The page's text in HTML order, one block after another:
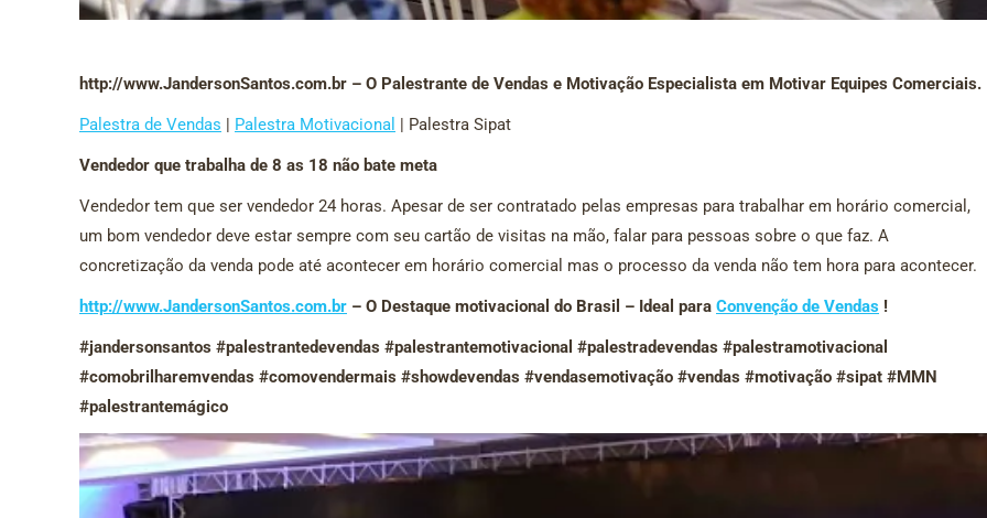
http://www.JandersonSantos.com.br – O Palestrante de Vendas e Motivação Especialista em Motivar Equipes Comerciais.
Palestra de Vendas | Palestra Motivacional | Palestra Sipat
Vendedor que trabalha de 8 as 18 não bate meta
Vendedor tem que ser vendedor 24 horas. Apesar de ser contratado pelas empresas para trabalhar em horário comercial,
um bom vendedor deve estar sempre com seu cartão de visitas na mão, falar para pessoas sobre o que faz. A
concretização da venda pode até acontecer em horário comercial mas o processo da venda não tem hora para acontecer.
http://www.JandersonSantos.com.br – O Destaque motivacional do Brasil – Ideal para Convenção de Vendas !
#jandersonsantos #palestrantedevendas #palestrantemotivacional #palestradevendas #palestramotivacional
#comobrilharemvendas #comovendermais #showdevendas #vendasemotivação #vendas #motivação #sipat #MMN
#palestrantemágico